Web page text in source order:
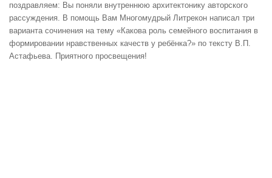
поздравляем: Вы поняли внутреннюю архитектонику авторского
рассуждения. В помощь Вам Многомудрый Литрекон написал три
варианта сочинения на тему «Какова роль семейного воспитания в
формировании нравственных качеств у ребёнка?» по тексту В.П.
Астафьева. Приятного просвещения!